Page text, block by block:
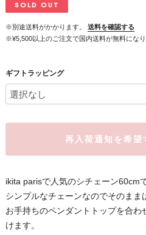
SOLD OUT
※別途送料がかかります。
送料を確認する
※¥5,500以上のご注文で国内送料が無料になり
ギフトラッピング
再入荷通知を希望
ikita parisで人気のシチェーン60cmで
シンプルなチェーンなのでそのまま
お手持ちのペンダントトップを合わ
けます。